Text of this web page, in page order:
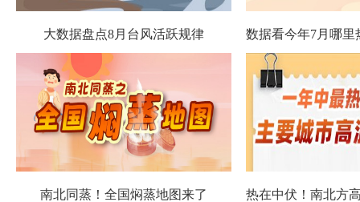
大数据盘点8月台风活跃规律
南北同蒸！全国焖蒸地图来了